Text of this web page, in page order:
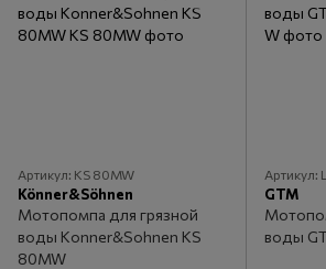
Артикул: KS 80MW
Könner&Söhnen
Мотопомпа для грязной
воды Konner&Sohnen KS
80MW
Артикул:
GTM
воды